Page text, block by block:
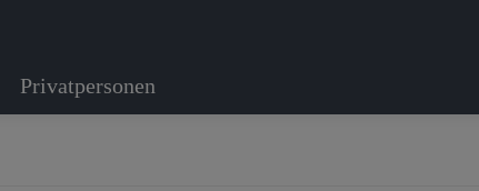
Privatpersonen